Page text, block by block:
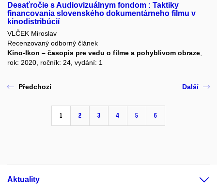
Desaťročie s Audiovizuálnym fondom : Taktiky
financovania slovenského dokumentárneho filmu v
kinodistribúcií
VLČEK Miroslav
Recenzovaný odborný článek
Kino-Ikon – časopis pre vedu o filme a pohyblivom obraze
rok: 2020, ročník: 24, vydání: 1
Předchozí
1 2 3 4 5 6
Další
Aktuality